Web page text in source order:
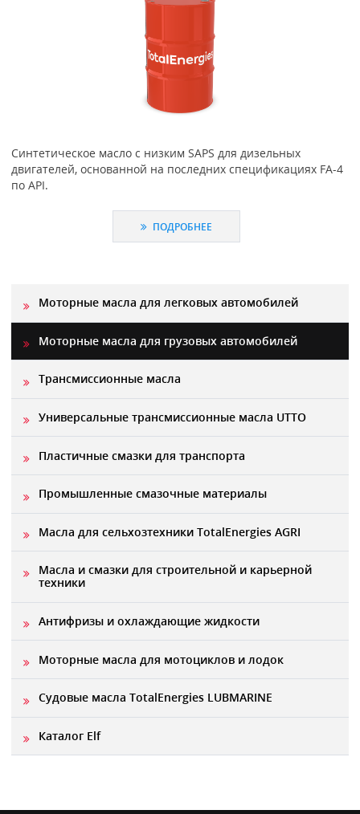
Синтетическое масло с низким SAPS для дизельных
двигателей, основанной на последних спецификациях FA-4
по АРІ.
ПОДРОБНЕЕ
Моторные масла для легковых автомобилей
Моторные масла для грузовых автомобилей
Трансмиссионные масла
Универсальные трансмиссионные масла UTTO
Пластичные смазки для транспорта
Промышленные смазочные материалы
Масла для сельхозтехники TotalEnergies AGRI
Масла и смазки для строительной и карьерной
техники
Антифризы и охлаждающие жидкости
Моторные масла для мотоциклов и лодок
Судовые масла TotalEnergies LUBMARINE
Каталог Elf